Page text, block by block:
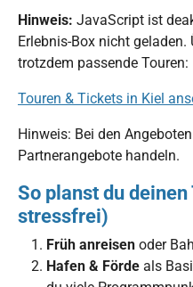
Hinweis: JavaScript ist
Erlebnis-Box nicht
trotzdem passende Touren:
Touren & Tickets in Kiel
Hinweis: Bei den
Partnerangebote handeln.
So planst du
stressfrei)
Früh anreisen oder
Hafen & Förde als